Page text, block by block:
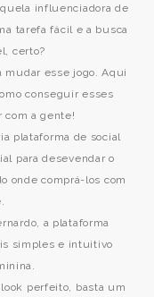
influenciadora de
tarefa fácil e a busca
certo?
mudar esse jogo. Aqui
conseguir esses
com a gente!
plataforma de social
para desevendar o
onde comprá-los com
a plataforma
simples e intuitivo
perfeito, basta um